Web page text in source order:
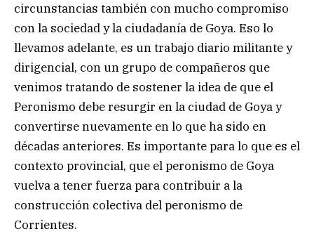
circunstancias también con mucho compromiso
con la sociedad y la ciudadanía de Goya. Eso lo
llevamos adelante, es un trabajo diario militante y
dirigencial, con un grupo de compañeros que
venimos tratando de sostener la idea de que el
Peronismo debe resurgir en la ciudad de Goya y
convertirse nuevamente en lo que ha sido en
décadas anteriores. Es importante para lo que es el
contexto provincial, que el peronismo de Goya
vuelva a tener fuerza para contribuir a la
construcción colectiva del peronismo de
Corrientes.